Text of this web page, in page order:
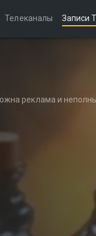
Телеканалы Записи
реклама и